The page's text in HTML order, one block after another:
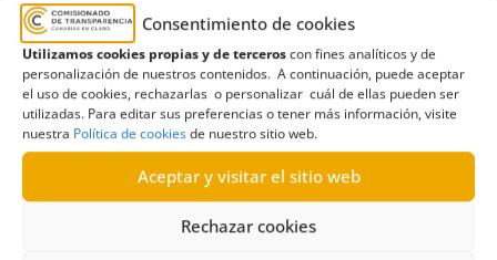
Consentimiento de cookies
Utilizamos cookies propias y de terceroscon fines analíticos y de
personalización de nuestros contenidos. A continuación, puede aceptar
el uso de cookies, rechazarlas o personalizar cuál de ellas pueden ser
utilizadas. Para editar sus preferencias o tener más información, visite
nuestra Política de cookiesde nuestro sitio web.
Aceptar y visitar el sitio web
Rechazar cookies